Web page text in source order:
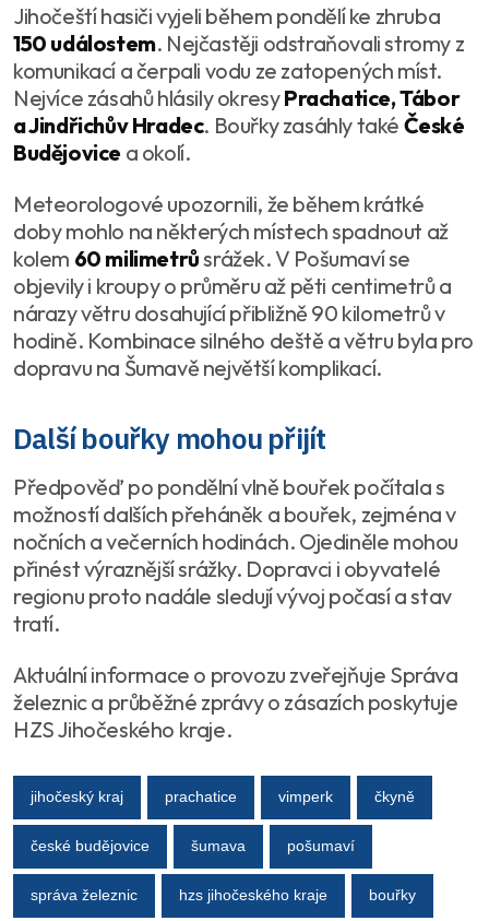
Jihočeští hasiči vyjeli během pondělí ke zhruba
150 událostem. Nejčastěji odstraňovali stromy z
komunikací a čerpali vodu ze zatopených míst.
Nejvíce zásahů hlásily okresyPrachatice, Tábor
a Jindřichův Hradec. Bouřky zasáhly také České
Budějovice a okolí.
Meteorologové upozornili, že během krátké
doby mohlo na některých místech spadnout až
kolem 60 milimetrůsrážek. V Pošumaví se
objevily i kroupy o průměru až pěti centimetrů a
nárazy větru dosahující přibližně 90 kilometrů v
hodině. Kombinace silného deště a větru byla pro
dopravu na Šumavě největší komplikací.
Další bouřky mohou přijít
Předpověď po pondělní vlně bouřek počítala s
možností dalších přeháněk a bouřek, zejména v
nočních a večerních hodinách. Ojediněle mohou
přinést výraznější srážky. Dopravci i obyvatelé
regionu proto nadále sledují vývoj počasí a stav
tratí.
Aktuální informace o provozu zveřejňuje Správa
železnic a průběžné zprávy o zásazích poskytuje
HZS Jihočeského kraje.
jihočeský kraj prachatice vimperk čkyně
české budějovice šumava pošumaví
správa železnic hzs jihočeského kraje bouřky